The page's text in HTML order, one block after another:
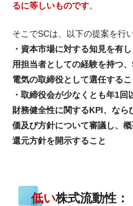
るに等しいものです。
そこでSCは、以下の提案を行い
・資本市場に対する知見を有
用担当者としての経験を持つ
電気の取締役として選任するこ
・取締役会が少なくとも年1回
財務健全性に関するKPI、な
価及び方針について審議し、
還元方針を開示すること
低い株式流動性：